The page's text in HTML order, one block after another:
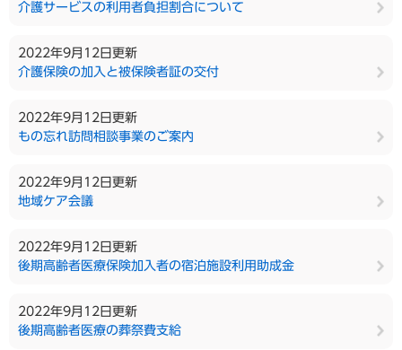
介護サービスの利用者負担割合について
2022年9月12日更新
介護保険の加入と被保険者証の交付
2022年9月12日更新
もの忘れ訪問相談事業のご案内
2022年9月12日更新
地域ケア会議
2022年9月12日更新
後期高齢者医療保険加入者の宿泊施設利用助成金
2022年9月12日更新
後期高齢者医療の葬祭費支給